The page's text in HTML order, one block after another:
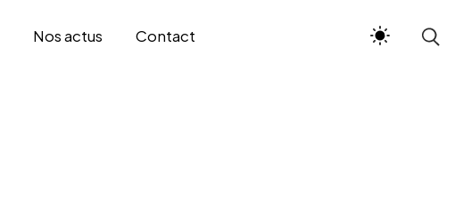
Nos actus Contact